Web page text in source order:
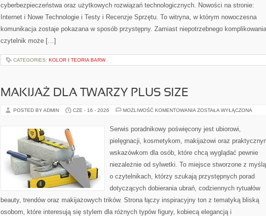
cyberbezpieczeństwa oraz użytkowych rozwiązań technologicznych. Nowości na stronie:
Internet i Nowe Technologie i Testy i Recenzje Sprzętu. To witryna, w którym nowoczesna
komunikacja zostaje pokazana w sposób przystępny. Zamiast niepotrzebnego
czytelnik może […]
CATEGORIES: KOLOR I TEORIA BARW
MAKIJAŻ DLA TWARZY PLUS SIZE
POSTED BY ADMIN CZE - 16 - 2026 MOŻLIWOŚĆ KOMENTOWANIA MAKIJAŻ
PLUS
SIZE
ZOSTAŁA WYŁĄCZONA
Serwis poradnikowy poświęcony jest ubiorowi,
pielęgnacji, kosmetykom, makijażowi oraz
wskazówkom dla osób, które chcą wyglądać pewnie
niezależnie od sylwetki. To miejsce stworzone z myślą
o czytelnikach, którzy szukają przystępnych porad
dotyczących dobierania ubrań, codziennych rytuałów
beauty, trendów oraz makijażowych trików. Strona łączy inspiracyjny ton z tematyką bliską
osobom, które interesują się stylem dla różnych typów figury, kobiecą elegancją i